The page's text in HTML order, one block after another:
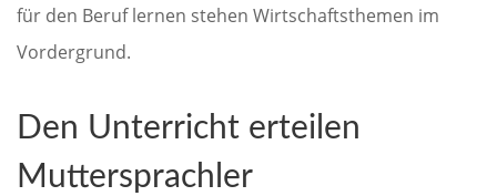
für den Beruf lernen stehen Wirtschaftsthemen im
Vordergrund.
Den Unterricht erteilen
Muttersprachler